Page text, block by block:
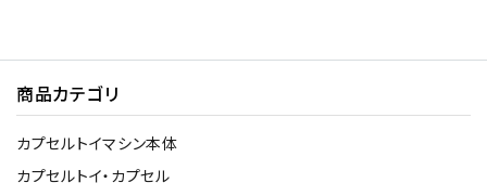
商品カテゴリ
カプセルトイマシン本体
カプセルトイ・カプセル